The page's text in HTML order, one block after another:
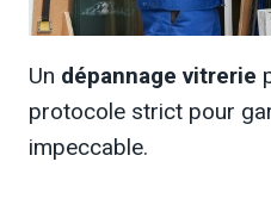
Un dépannage vitrerie
protocole strict pour
impeccable.